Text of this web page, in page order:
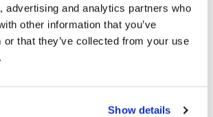
advertising and analytics partners who
other information that you’ve
or that they’ve collected from your use
Show details
anlayış
bir gelecek için çalıştıklarına dikkat
ve insan odaklı bir anlayışa sahibiz.
sonra da sürekli gelişim ve yenilikçi anlayış